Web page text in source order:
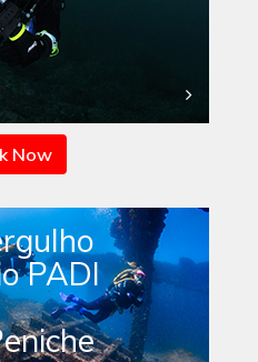
Now
PADI